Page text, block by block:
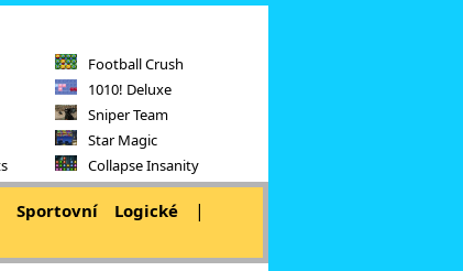
Football Crush
1010! Deluxe
Sniper Team
Star Magic
Collapse Insanity
Sportovní Logické |